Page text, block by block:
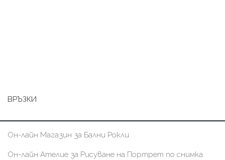
ВРЪЗКИ
Он-лайн Магазин за Бални Рокли
Он-лайн Ателие за Рисуване на Портрет по снимка